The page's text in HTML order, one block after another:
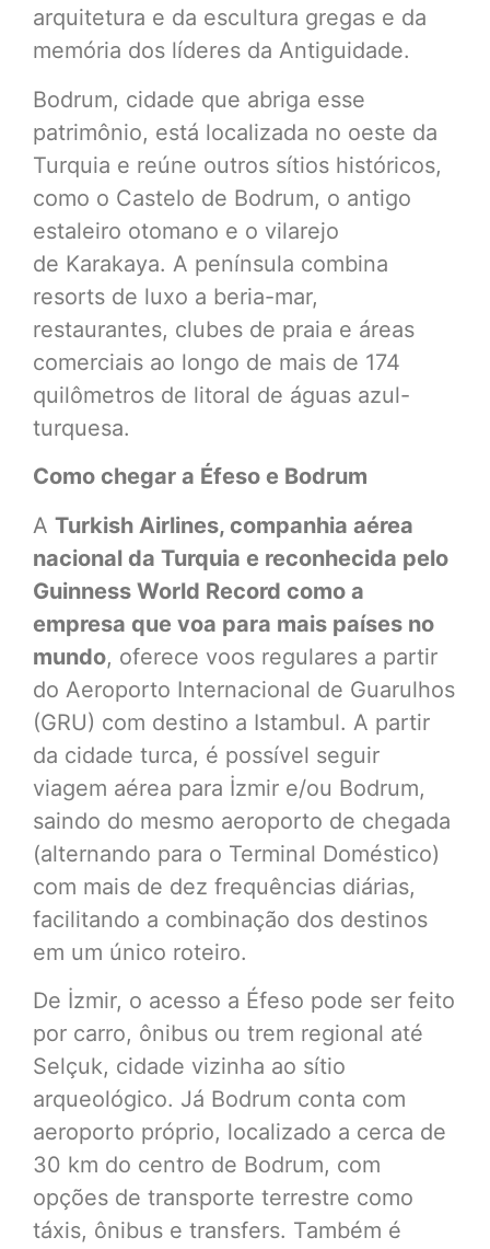
arquitetura e da escultura gregas e da
memória dos líderes da Antiguidade.
Bodrum, cidade que abriga esse
patrimônio, está localizada no oeste da
Turquia e reúne outros sítios históricos,
como o Castelo de Bodrum, o antigo
estaleiro otomano e o vilarejo
de Karakaya. A península combina
resorts de luxo a beria-mar,
restaurantes, clubes de praia e áreas
comerciais ao longo de mais de 174
quilômetros de litoral de águas azul-
turquesa.
Como chegar a Éfeso e Bodrum
A Turkish Airlines, companhia aérea
nacional da Turquia e reconhecida pelo
Guinness World Record como a
empresa que voa para mais países no
mundo, oferece voos regulares a partir
do Aeroporto Internacional de Guarulhos
(GRU) com destino a Istambul. A partir
da cidade turca, é possível seguir
viagem aérea para İzmir e/ou Bodrum,
saindo do mesmo aeroporto de chegada
(alternando para o Terminal Doméstico)
com mais de dez frequências diárias,
facilitando a combinação dos destinos
em um único roteiro.
De İzmir, o acesso a Éfeso pode ser feito
por carro, ônibus ou trem regional até
Selçuk, cidade vizinha ao sítio
arqueológico. Já Bodrum conta com
aeroporto próprio, localizado a cerca de
30 km do centro de Bodrum, com
opções de transporte terrestre como
táxis, ônibus e transfers. Também é